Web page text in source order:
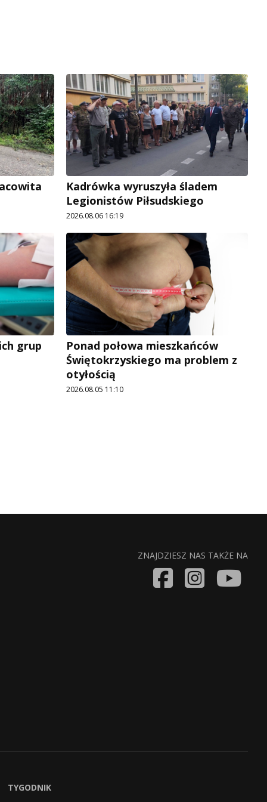
Kadrówka wyruszyła śladem
Legionistów Piłsudskiego
2026.08.06 16:19
grup
Ponad połowa mieszkańców
Świętokrzyskiego ma problem z
otyłością
2026.08.05 11:10
ZNAJDZIESZ NAS TAKŻE NA
TYGODNIK